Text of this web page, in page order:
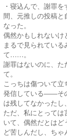
・寝込んで、謝罪
間、元推しの投稿
なった。
偶然かもしれないけ
まるで見られてい
て……。
謝罪はないのに、た
て。
こっちは傷ついて
発信している――そ
は残してなかったし
ただ、私にとって
いて、偶然だとは
ど苦しんだし、ちゃ